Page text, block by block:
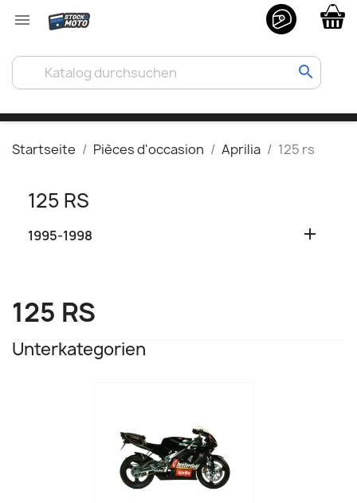

search
Startseite Pièces d'occasion Aprilia 125 rs
125 RS
1995-1998 
125 RS
Unterkategorien